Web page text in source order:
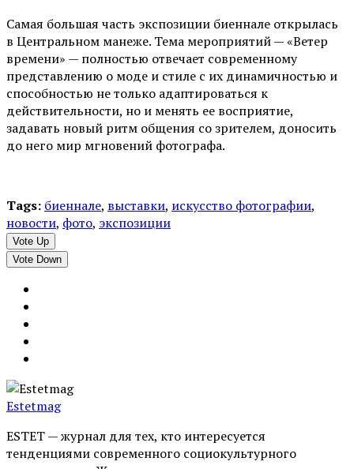
Самая большая часть экспозиции биеннале открылась
в Центральном манеже. Тема мероприятий — «Ветер
времени» — полностью отвечает современному
представлению о моде и стиле с их динамичностью и
способностью не только адаптироваться к
действительности, но и менять ее восприятие,
задавать новый ритм общения со зрителем, доносить
до него мир мгновений фотографа.
Tags: биеннале, выставки, искусство фотографии,
новости, фото, экспозиции
Vote Up
Vote Down
Estetmag
ESTET — журнал для тех, кто интересуeтся
тенденциями современного социокультурного